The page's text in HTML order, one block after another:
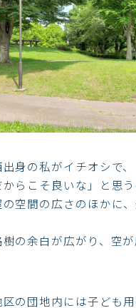
身の私がイチオシで
からこそ良いな」と思
の空間の広さのほかに
の余白が広がり、空
区の団地内には子ども